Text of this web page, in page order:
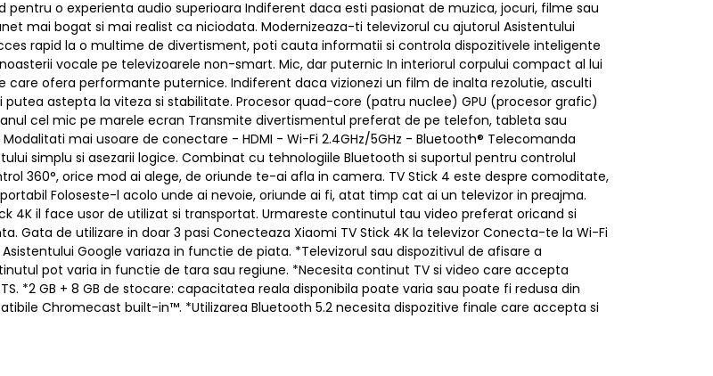
pentru o experienta audio superioara Indiferent daca esti pasionat de muzica, jocuri, filme sau
mai bogat si mai realist ca niciodata. Modernizeaza-ti televizorul cu ajutorul Asistentului
rapid la o multime de divertisment, poti cauta informatii si controla dispozitivele inteligente
vocale pe televizoarele non-smart. Mic, dar puternic In interiorul corpului compact al lui
care ofera performante puternice. Indiferent daca vizionezi un film de inalta rezolutie, asculti
astepta la viteza si stabilitate. Procesor quad-core (patru nuclee) GPU (procesor grafic)
cel mic pe marele ecran Transmite divertismentul preferat de pe telefon, tableta sau
mai usoare de conectare - HDMI - Wi-Fi 2.4GHz/5GHz - Bluetooth® Telecomanda
simplu si asezarii logice. Combinat cu tehnologiile Bluetooth si suportul pentru controlul
360°, orice mod ai alege, de oriunde te-ai afla in camera. TV Stick 4 este despre comoditate,
Foloseste-l acolo unde ai nevoie, oriunde ai fi, atat timp cat ai un televizor in preajma.
4K il face usor de utilizat si transportat. Urmareste continutul tau video preferat oricand si
Gata de utilizare in doar 3 pasi Conecteaza Xiaomi TV Stick 4K la televizor Conecta-te la Wi-Fi
Google variaza in functie de piata. *Televizorul sau dispozitivul de afisare a
pot varia in functie de tara sau regiune. *Necesita continut TV si video care accepta
*2 GB + 8 GB de stocare: capacitatea reala disponibila poate varia sau poate fi redusa din
Chromecast built-in™. *Utilizarea Bluetooth 5.2 necesita dispozitive finale care accepta si